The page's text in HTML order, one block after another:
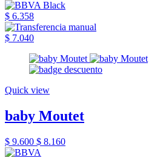
$ 6.358
$ 7.040
Quick view
baby Moutet
$ 9.600 $ 8.160